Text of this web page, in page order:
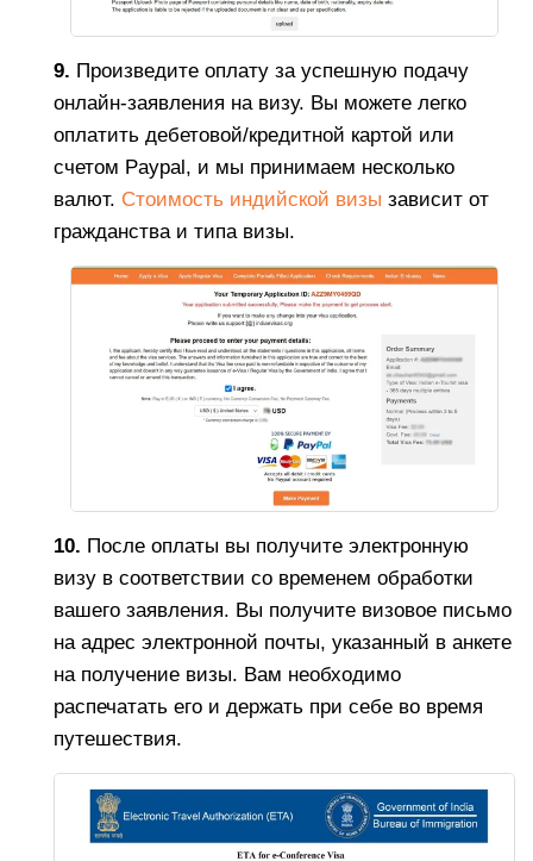
9. Произведите оплату за успешную подачу
онлайн-заявления на визу. Вы можете легко
оплатить дебетовой/кредитной картой или
счетом Paypal, и мы принимаем несколько
валют. Стоимость индийской визы зависит от
гражданства и типа визы.
10. После оплаты вы получите электронную
визу в соответствии со временем обработки
вашего заявления. Вы получите визовое письмо
на адрес электронной почты, указанный в анкете
на получение визы. Вам необходимо
распечатать его и держать при себе во время
путешествия.